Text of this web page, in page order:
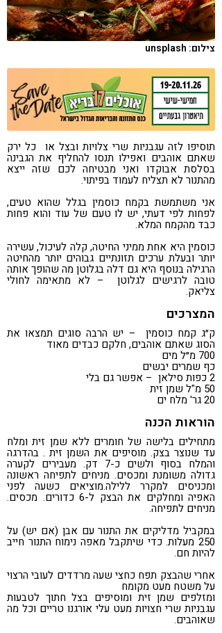
צילום: unsplash
תוסיפו לזה עגבניות שרי צלויות ובצל או כל ירק
שאתם אוהבים ואפילו תנסו להחליף את הגבינה
בסלסת אבוקדו ואני מבטיחה לכם שזה ייצא
מהתנור לא תצליח לעמוד בפיתוי.
אני משתמשת בקמח כוסמין בגלל שהוא טעים,
לפחות לפי דעתי, יש לו טעם של עוד והוא פחות
כבד מהקמח המלא.
כוסמין היא אחת ממיני החיטה, קלה לעיכול, עשירה
יותר ובעלת ערכים תזונתיים גבוהים יותר מהחיטה
הרגילה בנוסף היא גם דלה בגלוטן מה שהופך אותה
טובה לרגישים לגלוטן – לא מתאימה לחולי
צליאק.
המצרכים
ק״ג קמח כוסמין – יש הרבה סוגים תמצאו את
הסוג שאתם אוהבים, חלקם כבדים מאוד
700 מ״ל מים
כף שמרים יבשים
2 כפות סילאן – אפשר גם בלי
50 מ"ל שמן זית
20 גר' מלח ים
הוראות הכנה
מתחילים בלישה של חומרים ללא שמן זית ומלח
עד שנוצר בצק. מוסיפים את השמן זית . בהדרגה
והמלח בסוף ולשים כ-7 דק. מעבירים לקערה
גדולה משומנת ומכסים. מניחים לתפיחה ראשונה
ומכניסים למקרר ללילה.מוציאים כשעה לפני
האפיה ומחלקים את הבצק ל-6 כדורים. מכסים.
מניחים לתפיחה.
במקביל מדליקים את התנור עם אבן (אם יש) על
250 מעלות. כדי שיתקבל מאפה נימוח התנור חייב
להיות חם.
אחרי שהבצק תפח כחצי שעה מרדדים לעובי הרצוי
על משטח מעט מקומח
ומזלפים שמן זית ומוסיפים בצל חתוך לטבעות
עגבניות שרי חצויות מעט עלי אורגנו טריים וכל מה
שאוהבים.